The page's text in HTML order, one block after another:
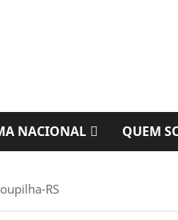
NACIONAL QUEM
RS